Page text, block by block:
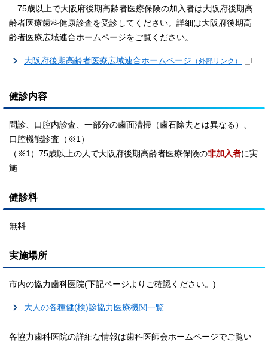
75歳以上で大阪府後期高齢者医療保険の加入者は大阪府後期高
齢者医療歯科健康診査を受診してください。詳細は大阪府後期高
齢者医療広域連合ホームページをご覧ください。
大阪府後期高齢者医療広域連合ホームページ （外部リンク）
健診内容
問診、口腔内診査、一部分の歯面清掃（歯石除去とは異なる）、
口腔機能診査（ ※1）
（※1）75歳以上の人で大阪府後期高齢者医療保険の非加入者に実
施
健診料
無料
実施場所
市内の協力歯科医院(下記ページよりご確認ください。)
大人の各種健(検)診協力医療機関一覧
各協力歯科医院の詳細な情報は歯科医師会ホームページでご覧い